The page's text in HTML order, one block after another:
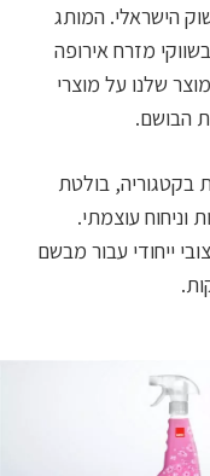
הישראלי. המותג
מזרח אירופה
שלנו על מוצרי
הבושם.
בקטגוריה, בולטת
וניחוח עוצמתי.
ייחודי עבור מבשם